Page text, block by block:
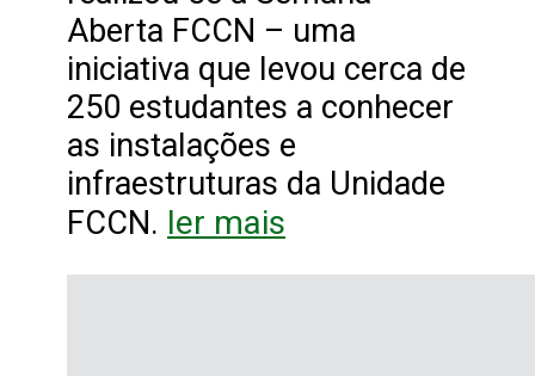
Aberta FCCN – uma
iniciativa que levou cerca de
250 estudantes a conhecer
as instalações e
infraestruturas da Unidade
FCCN. ler mais